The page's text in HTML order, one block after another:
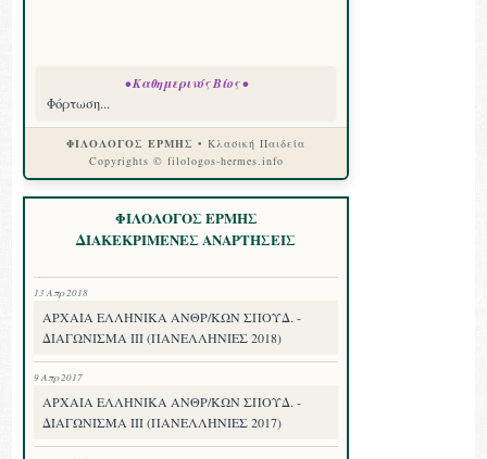
• Καθημερινός Βίος •
Φόρτωση...
ΦΙΛΟΛΟΓΟΣ ΕΡΜΗΣ • Κλασική Παιδεία
Copyrights © filologos-hermes.info
ΦΙΛΟΛΟΓΟΣ ΕΡΜΗΣ
ΔΙΑΚΕΚΡΙΜΕΝΕΣ ΑΝΑΡΤΗΣΕΙΣ
13 Απρ 2018
ΑΡΧΑΙΑ ΕΛΛΗΝΙΚΑ ΑΝΘΡ/ΚΩΝ ΣΠΟΥΔ. -
ΔΙΑΓΩΝΙΣΜΑ III (ΠΑΝΕΛΛΗΝΙΕΣ 2018)
9 Απρ 2017
ΑΡΧΑΙΑ ΕΛΛΗΝΙΚΑ ΑΝΘΡ/ΚΩΝ ΣΠΟΥΔ. -
ΔΙΑΓΩΝΙΣΜΑ III (ΠΑΝΕΛΛΗΝΙΕΣ 2017)